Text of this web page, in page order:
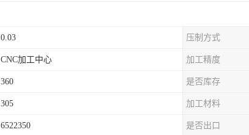
0.03 压制方式
CNC加工中心 加工精度
360 是否库存
305 加工材料
6522350 是否出口